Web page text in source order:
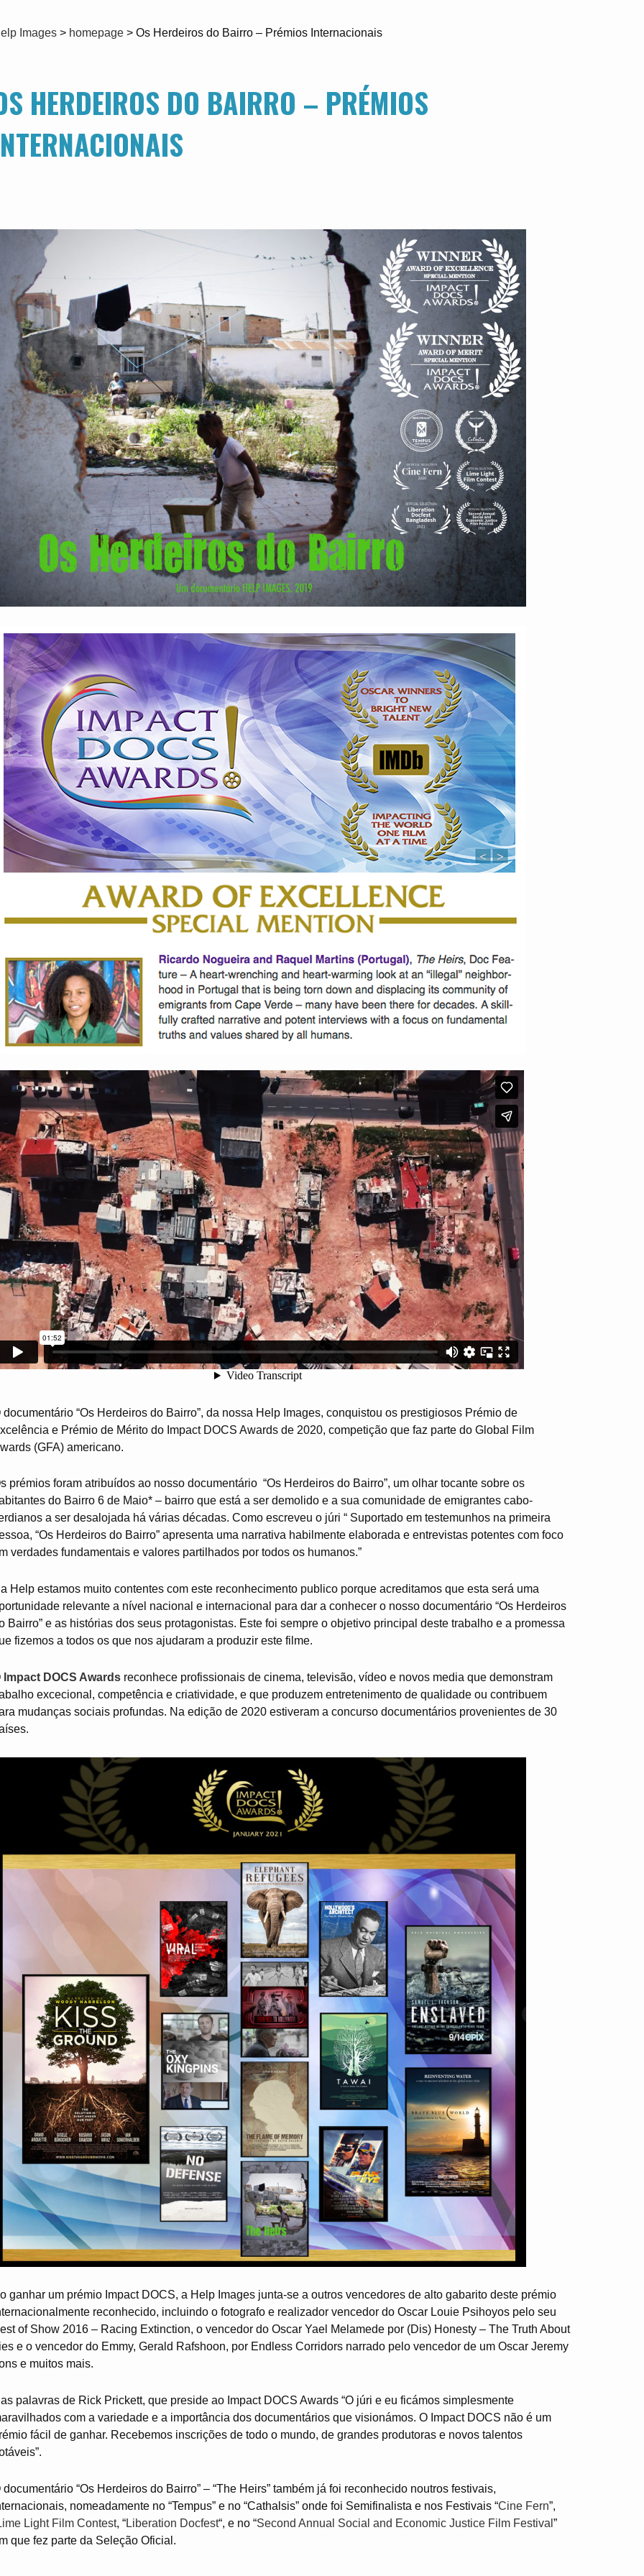
Images> homepage> Os Herdeiros do Bairro – Prémios Internacionais
HERDEIROS DO BAIRRO – PRÉMIOS
documentário “Os Herdeiros do Bairro”, da nossa Help Images, conquistou os prestigiosos Prémio de
e Prémio de Mérito do Impact DOCS Awards de 2020, competição que faz parte do Global Film
(GFA) americano.
prémios foram atribuídos ao nosso documentário “Os Herdeiros do Bairro”, um olhar tocante sobre os
do Bairro 6 de Maio* – bairro que está a ser demolido e a sua comunidade de emigrantes cabo-
a ser desalojada há várias décadas. Como escreveu o júri “ Suportado em testemunhos na primeira
“Os Herdeiros do Bairro” apresenta uma narrativa habilmente elaborada e entrevistas potentes com foco
verdades fundamentais e valores partilhados por todos os humanos.”
Help estamos muito contentes com este reconhecimento publico porque acreditamos que esta será uma
relevante a nível nacional e internacional para dar a conhecer o nosso documentário “Os Herdeiros
Bairro” e as histórias dos seus protagonistas. Este foi sempre o objetivo principal deste trabalho e a promessa
fizemos a todos os que nos ajudaram a produzir este filme.
Impact DOCS Awardsreconhece profissionais de cinema, televisão, vídeo e novos media que demonstram
excecional, competência e criatividade, e que produzem entretenimento de qualidade ou contribuem
mudanças sociais profundas. Na edição de 2020 estiveram a concurso documentários provenientes de 30
ganhar um prémio Impact DOCS, a Help Images junta-se a outros vencedores de alto gabarito deste prémio
reconhecido, incluindo o fotografo e realizador vencedor do Oscar Louie Psihoyos pelo seu
of Show 2016 – Racing Extinction, o vencedor do Oscar Yael Melamede por (Dis) Honesty – The Truth About
e o vencedor do Emmy, Gerald Rafshoon, por Endless Corridors narrado pelo vencedor de um Oscar Jeremy
e muitos mais.
palavras de Rick Prickett, que preside ao Impact DOCS Awards “O júri e eu ficámos simplesmente
com a variedade e a importância dos documentários que visionámos. O Impact DOCS não é um
fácil de ganhar. Recebemos inscrições de todo o mundo, de grandes produtoras e novos talentos
documentário “Os Herdeiros do Bairro” – “The Heirs” também já foi reconhecido noutros festivais,
nomeadamente no “Tempus” e no “Cathalsis” onde foi Semifinalista e nos Festivais “Cine Fern”,
Light Film Contest, “Liberation Docfest“, e no “Second Annual Social and Economic Justice Film Festival ”
que fez parte da Seleção Oficial.